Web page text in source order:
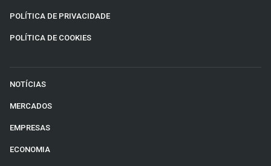
POLÍTICA DE PRIVACIDADE
POLÍTICA DE COOKIES
NOTÍCIAS
MERCADOS
EMPRESAS
ECONOMIA